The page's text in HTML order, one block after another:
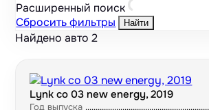
Расширенный поиск
Сбросить фильтры
Найти
Найдено авто2
Lynk co 03 new energy, 2019
Год выпуска